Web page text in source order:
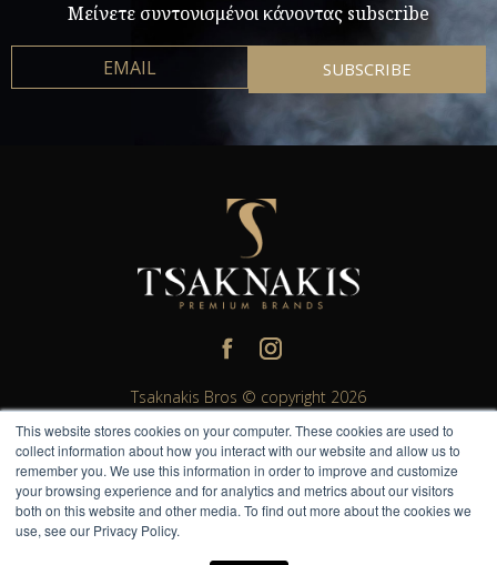
This website stores cookies on your computer. These cookies are used to
collect information about how you interact with our website and allow us to
remember you. We use this information in order to improve and customize
your browsing experience and for analytics and metrics about our visitors
both on this website and other media. To find out more about the cookies we
use, see our Privacy Policy.
Μείνετε συντονισμένοι κάνοντας subscribe
Tsaknakis Bros © copyright 2026
All rights reserved. All other trademarks and trade names are
properties of their respective owners.
Please do not share or forward with anyone under the legal
drinking age.
Η TsaknakisBros σας υπενθυμίζει να Απολαμβάνετε Υπεύθυνα.